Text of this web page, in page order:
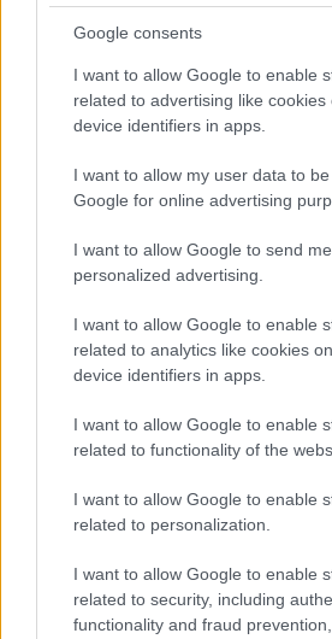
Google consents
I want to allow Google to enable
related to advertising like cookies
device identifiers in apps.
I want to allow my user data to
Google for online advertising
I want to allow Google to send me
personalized advertising.
I want to allow Google to enable
related to analytics like cookies
device identifiers in apps.
I want to allow Google to enable
related to functionality of the
I want to allow Google to enable
related to personalization.
I want to allow Google to enable
related to security, including
functionality and fraud
γειτονικού σπιτιού. Μετά
ιατροδικαστή ότι οι
σημειώθηκαν μεταξύ 5 και
οι αστυνομικοί εξέτασαν
καταγραφές της περιοχής.
Το αποτέλεσμα της έρευνας
αποκαλυπτικό. Στο επίμαχο
διάστημαδεν καταγράφηκε
κίνηση γύρω από το σπίτι,
άτομο να εισέρχεται ή να
αυτό.Το εύρημα αυτό
οικία, καθώς από την
εντοπίστηκαν ίχνη
έλειπε κανένα αντικείμενο